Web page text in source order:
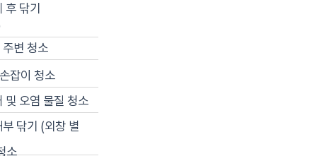
닦기
변 청소
잡이 청소
오염 물질 청소
닦기 (외창 별
소